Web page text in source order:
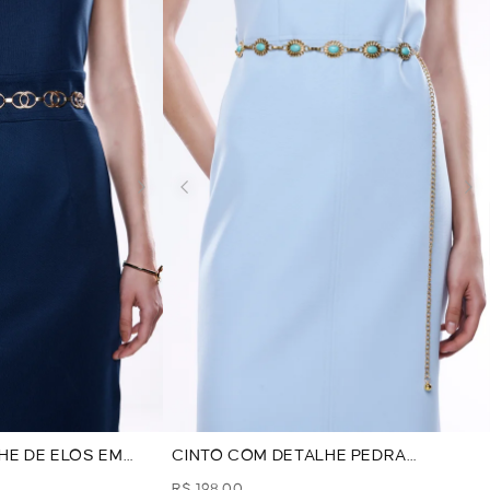
DE ELOS EM
CINTO COM DETALHE PEDRA
TURQUEZA - DOURADO